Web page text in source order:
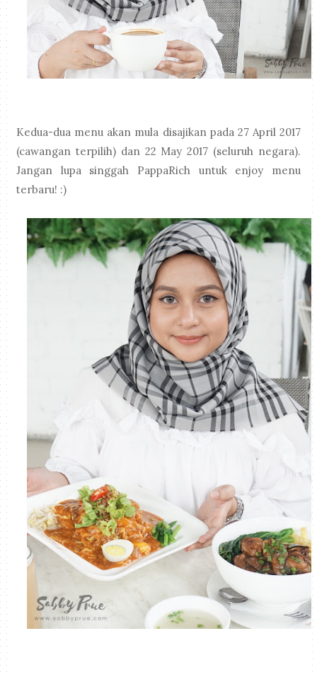
Kedua-dua menu akan mula disajikan pada 27 April 2017
(cawangan terpilih) dan 22 May 2017 (seluruh negara).
Jangan lupa singgah PappaRich untuk enjoy menu
terbaru! :)